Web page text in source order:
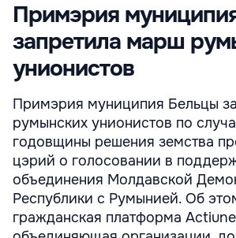
Примэрия
запретила марш
унионистов
Примэрия муниципия Бельцы
румынских унионистов по
годовщины решения земства
цэрий о голосовании в
объединения Молдавской
Республики с Румынией. Об
гражданская платформа